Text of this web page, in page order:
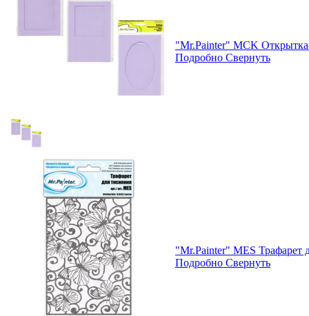
"Mr.Painter" MCK
Подробно Свернуть
"Mr.Painter" MES Трафарет
Подробно Свернуть